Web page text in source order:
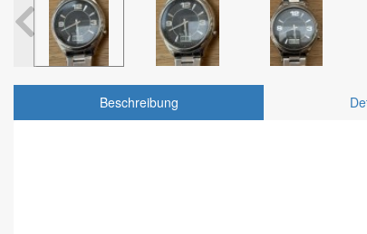
Beschreibung